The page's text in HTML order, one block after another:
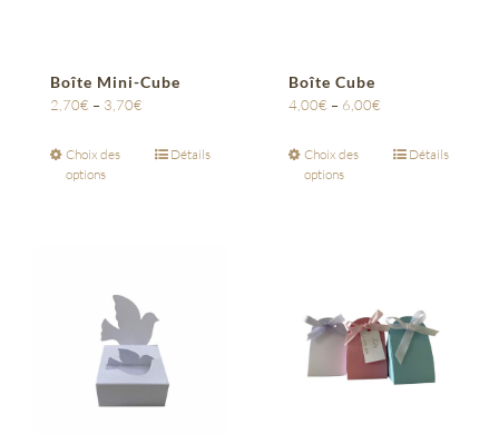
Boîte Mini-Cube
2,70€ – 3,70€
Choix des
options
Détails
Boîte Cube
4,00€ – 6,00€
Choix des
options
Détails